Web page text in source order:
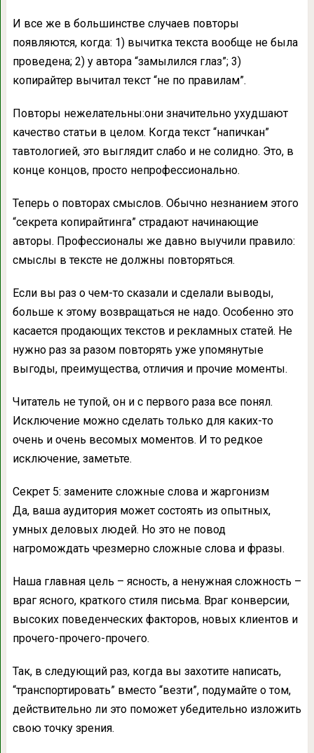
И все же в большинстве случаев повторы
появляются, когда: 1) вычитка текста вообще не была
проведена; 2) у автора “замылился глаз”; 3)
копирайтер вычитал текст “не по правилам”.
Повторы нежелательны:они значительно ухудшают
качество статьи в целом. Когда текст “напичкан”
тавтологией, это выглядит слабо и не солидно. Это, в
конце концов, просто непрофессионально.
Теперь о повторах смыслов. Обычно незнанием этого
“секрета копирайтинга” страдают начинающие
авторы. Профессионалы же давно выучили правило:
смыслы в тексте не должны повторяться.
Если вы раз о чем-то сказали и сделали выводы,
больше к этому возвращаться не надо. Особенно это
касается продающих текстов и рекламных статей. Не
нужно раз за разом повторять уже упомянутые
выгоды, преимущества, отличия и прочие моменты.
Читатель не тупой, он и с первого раза все понял.
Исключение можно сделать только для каких-то
очень и очень весомых моментов. И то редкое
исключение, заметьте.
Секрет 5: замените сложные слова и жаргонизм
Да, ваша аудитория может состоять из опытных,
умных деловых людей. Но это не повод
нагромождать чрезмерно сложные слова и фразы.
Наша главная цель – ясность, а ненужная сложность –
враг ясного, краткого стиля письма. Враг конверсии,
высоких поведенческих факторов, новых клиентов и
прочего-прочего-прочего.
Так, в следующий раз, когда вы захотите написать,
“транспортировать” вместо “везти”, подумайте о том,
действительно ли это поможет убедительно изложить
свою точку зрения.